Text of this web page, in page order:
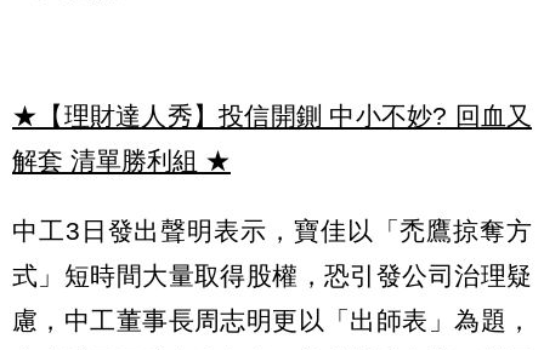
★【理財達人秀】投信開鍘 中小不妙? 回血又
解套 清單勝利組 ★
中工3日發出聲明表示，寶佳以「禿鷹掠奪方
式」短時間大量取得股權，恐引發公司治理疑
慮，中工董事長周志明更以「出師表」為題，